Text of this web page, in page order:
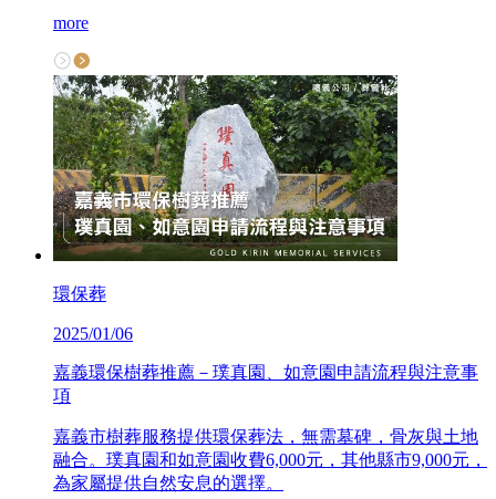
more
環保葬
2025/01/06
嘉義環保樹葬推薦－璞真園、如意園申請流程與注意事
項
嘉義市樹葬服務提供環保葬法，無需墓碑，骨灰與土地
融合。璞真園和如意園收費6,000元，其他縣市9,000元，
為家屬提供自然安息的選擇。